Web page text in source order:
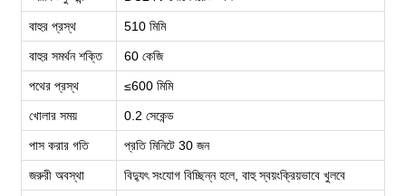
বাহুর প্রস্থ 510 মিমি
বাহুর সমর্থন শক্তি 60 কেজি
পথের প্রস্থ ≤600 মিমি
খোলার সময় 0.2 সেকেন্ড
পাস করার গতি প্রতি মিনিটে 30 জন
জরুরী অবস্থা বিদ্যুৎ সংযোগ বিচ্ছিন্ন হলে, বাহু স্বয়ংক্রিয়ভাবে খুলবে